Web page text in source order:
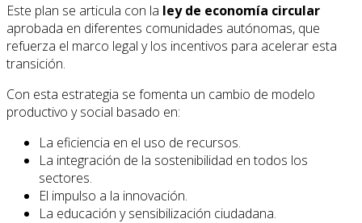
Este plan se articula con la ley de economía circular
aprobada en diferentes comunidades autónomas, que
refuerza el marco legal y los incentivos para acelerar esta
transición.
Con esta estrategia se fomenta un cambio de modelo
productivo y social basado en:
La eficiencia en el uso de recursos.
La integración de la sostenibilidad en todos los
sectores.
El impulso a la innovación.
La educación y sensibilización ciudadana.